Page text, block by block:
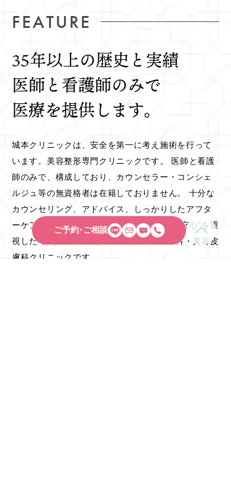
FEATURE
35年以上の歴史と実績
医師と看護師のみで
医療を提供します。
城本クリニックは、安全を第一に考え施術を行って
います。美容整形専門クリニックです。 医師と看護
師のみで、構成しており、カウンセラー・コンシェ
ルジュ等の無資格者は在籍しておりません。 十分な
カウンセリング、アドバイス、しっかりしたアフタ
ーケアシステムを整えることで、患者様の”安心”を重
視した”あなたの身になって考える”美容外科・美容皮
膚科クリニックです。
ご予約･ご相談